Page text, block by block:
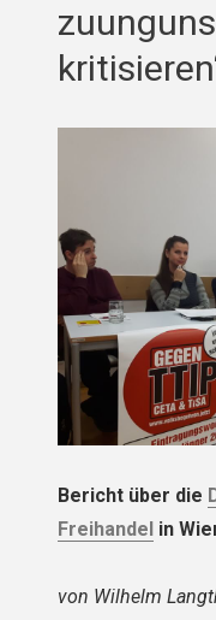
Bericht über die
Freihandel in
von Wilhelm